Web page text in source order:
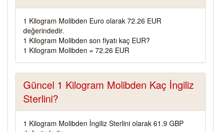
1 Kilogram Molibden Euro olarak 72.26 EUR
değerindedir.
1 Kilogram Molibden son fiyatı kaç EUR?
1 Kilogram Molibden = 72.26 EUR
Güncel 1 Kilogram Molibden Kaç İngiliz
Sterlini?
1 Kilogram Molibden İngiliz Sterlini olarak 61.9 GBP